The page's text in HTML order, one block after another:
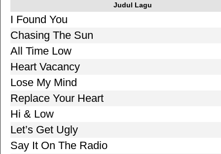
Judul Lagu
I Found You
Chasing The Sun
All Time Low
Heart Vacancy
Lose My Mind
Replace Your Heart
Hi & Low
Let’s Get Ugly
Say It On The Radio